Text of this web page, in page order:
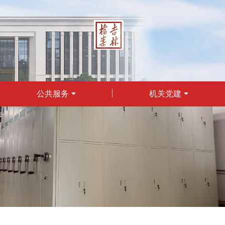
公共服务 机关党建